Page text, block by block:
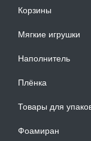
Корзины
Мягкие игрушки
Наполнитель
Плёнка
Товары для
Фоамиран